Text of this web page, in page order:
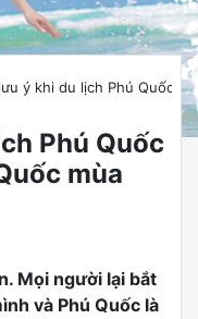
ý khi du lịch Phú Quốc
Phú Quốc
mùa
Mọi người lại bắt
và Phú Quốc là